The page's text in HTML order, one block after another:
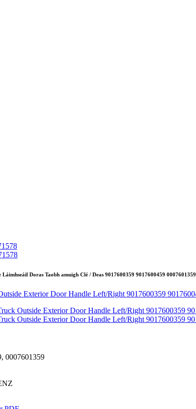
Doras Taobh amuigh Clé / Deas 9017600359 9017600459 0007601359
0007601359